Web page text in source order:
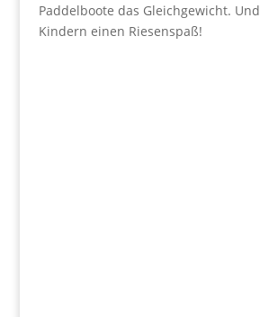
Paddelboote das Gleichgewicht.
Kindern einen Riesenspaß!